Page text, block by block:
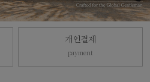
개인결제
payment